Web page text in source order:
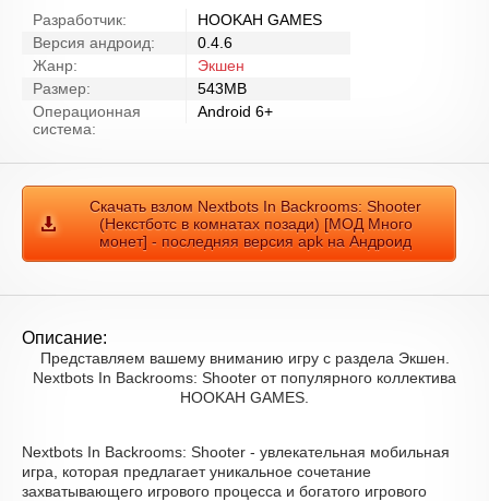
Разработчик:
HOOKAH GAMES
Версия андроид:
0.4.6
Жанр:
Экшен
Размер:
543MB
Операционная
система:
Android 6+
Скачать взлом Nextbots In Backrooms: Shooter
(Некстботс в комнатах позади) [МОД Много
монет] - последняя версия apk на Андроид
Описание:
Представляем вашему вниманию игру с раздела Экшен.
Nextbots In Backrooms: Shooter от популярного коллектива
HOOKAH GAMES.
Nextbots In Backrooms: Shooter - увлекательная мобильная
игра, которая предлагает уникальное сочетание
захватывающего игрового процесса и богатого игрового